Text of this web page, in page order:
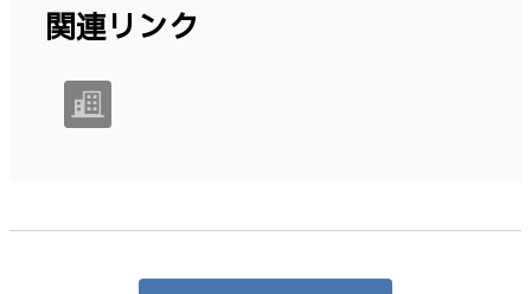
関連リンク